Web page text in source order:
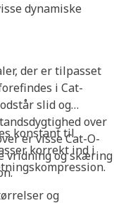
dynamiske
der er tilpasset
i Cat-
slid og
over
er visse Cat-O-
vridning og skæring
konstant til
korrekt ind i
og